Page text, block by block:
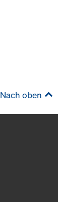
Nach oben